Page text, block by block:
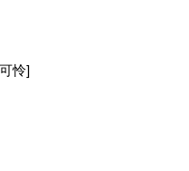
怜]